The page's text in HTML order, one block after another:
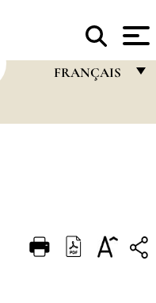
FRANÇAIS
DEUTSCH